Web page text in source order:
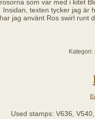
rosorna som var med i kitet
Insidan, texten tycker jag
har jag använt Ros swirl runt
Kategori:
Used stamps: V636,